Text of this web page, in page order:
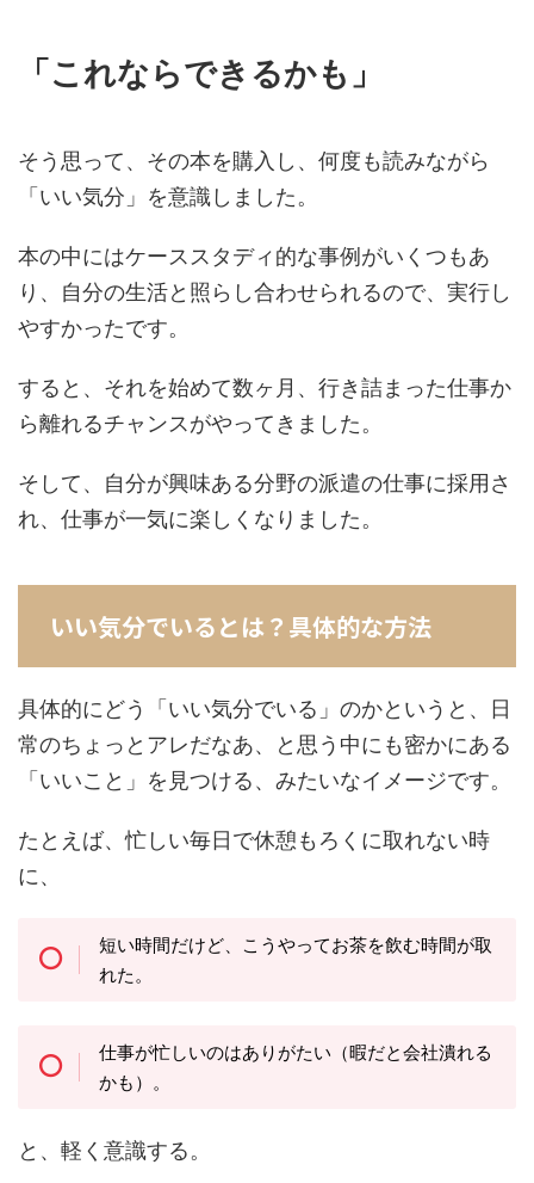
「これならできるかも」
そう思って、その本を購入し、何度も読みながら
「いい気分」を意識しました。
本の中にはケーススタディ的な事例がいくつもあ
り、自分の生活と照らし合わせられるので、実行し
やすかったです。
すると、それを始めて数ヶ月、行き詰まった仕事か
ら離れるチャンスがやってきました。
そして、自分が興味ある分野の派遣の仕事に採用さ
れ、仕事が一気に楽しくなりました。
いい気分でいるとは？具体的な方法
具体的にどう「いい気分でいる」のかというと、日
常のちょっとアレだなあ、と思う中にも密かにある
「いいこと」を見つける、みたいなイメージです。
たとえば、忙しい毎日で休憩もろくに取れない時
に、
短い時間だけど、こうやってお茶を飲む時間が取
れた。
仕事が忙しいのはありがたい（暇だと会社潰れる
かも）。
と、軽く意識する。